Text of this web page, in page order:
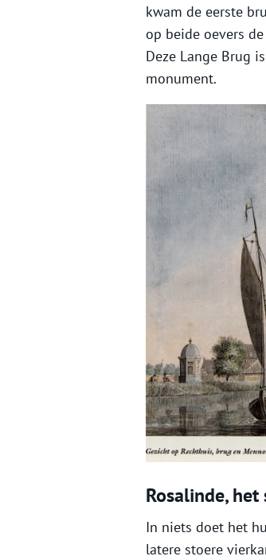
kwam de eerste
op beide oevers
Deze Lange Brug
monument.
Rosalinde,
In niets doet het
latere stoere